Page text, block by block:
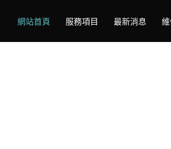
網站首頁 服務項目 最新消息